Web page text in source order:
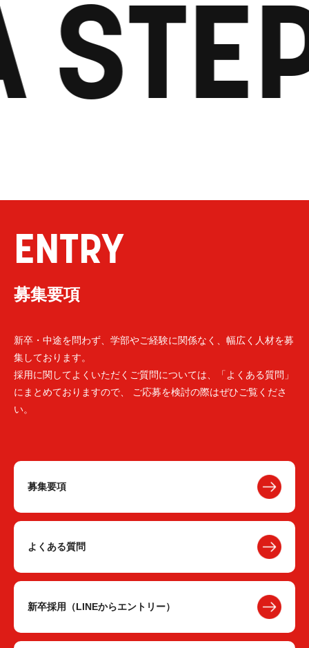
ENTRY
募集要項
新卒・中途を問わず、学部やご経験に関係なく、幅広く人材を募
集しております。
採用に関してよくいただくご質問については、「よくある質問」
にまとめておりますので、 ご応募を検討の際はぜひご覧くださ
い。
募集要項
よくある質問
新卒採用（LINEからエントリー）